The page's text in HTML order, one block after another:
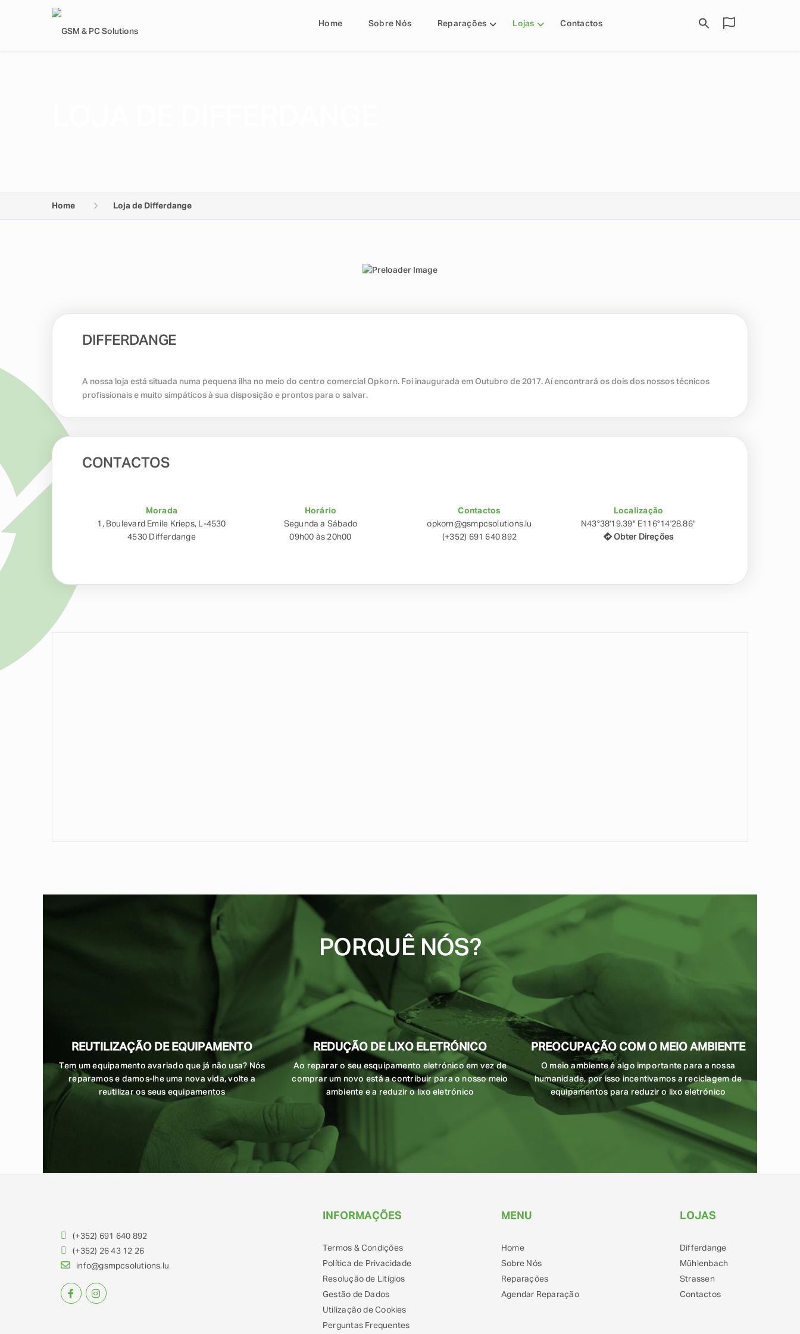
Home Sobre Nós Reparações Lojas Contactos
Home Loja de Differdange
DIFFERDANGE
A nossa loja está situada numa pequena ilha no meio do centro comercial Opkorn. Foi inaugurada em Outubro de 2017. Aí encontrará os dois dos nossos técnicos
profissionais e muito simpáticos à sua disposição e prontos para o salvar.
CONTACTOS
Morada
1, Boulevard Emile Krieps, L-4530
4530 Differdange
Horário
Segunda a Sábado
09h00 às 20h00
Contactos
opkorn@gsmpcsolutions.lu
(+352) 691 640 892
Localização
N43°38'19.39" E116°14'28.86"
Obter Direções
PORQUÊ NÓS?
REUTILIZAÇÃO DE EQUIPAMENTO
Tem um equipamento avariado que já não usa? Nós
reparamos e damos-lhe uma nova vida, volte a
reutilizar os seus equipamentos
REDUÇÃO DE LIXO ELETRÓNICO
Ao reparar o seu esquipamento eletrónico em vez de
comprar um novo está a contribuir para o nosso meio
ambiente e a reduzir o lixo eletrónico
PREOCUPAÇÃO COM O MEIO AMBIENTE
O meio ambiente é algo importante para a nossa
humanidade, por isso incentivamos a reciclagem de
equipamentos para reduzir o lixo eletrónico
(+352) 691 640 892
(+352) 26 43 12 26
info@gsmpcsolutions.lu
INFORMAÇÕES
Termos & Condições
Política de Privacidade
Resolução de Litígios
Gestão de Dados
Utilização de Cookies
Perguntas Frequentes
MENU
Home
Sobre Nós
Reparações
Agendar Reparação
LOJAS
Differdange
Mühlenbach
Strassen
Contactos